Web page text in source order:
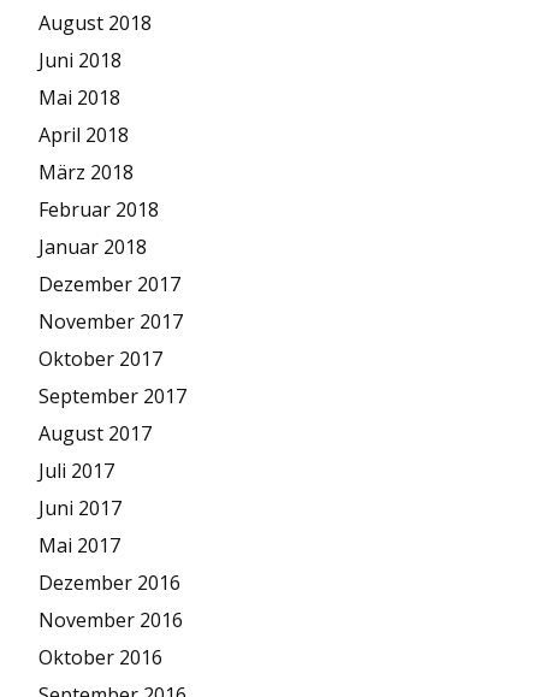
August 2018
Juni 2018
Mai 2018
April 2018
März 2018
Februar 2018
Januar 2018
Dezember 2017
November 2017
Oktober 2017
September 2017
August 2017
Juli 2017
Juni 2017
Mai 2017
Dezember 2016
November 2016
Oktober 2016